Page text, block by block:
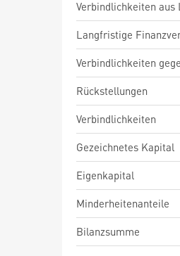
Verbindlichkeiten
Langfristige
Verbindlichkeiten
Rückstellungen
Verbindlichkeiten
Gezeichnetes Kapital
Eigenkapital
Minderheitenanteile
Bilanzsumme